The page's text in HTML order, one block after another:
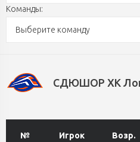
Команды:
Выберите команду
СДЮШОР ХК
№ Игрок Возр.